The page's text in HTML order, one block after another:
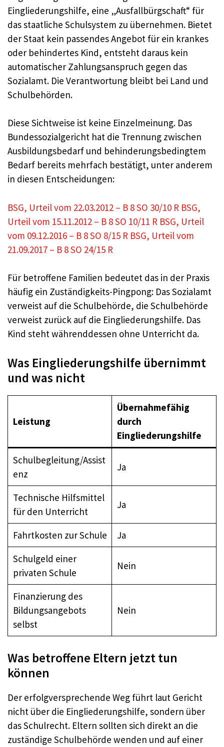
Eingliederungshilfe, eine „Ausfallbürgschaft“ für
das staatliche Schulsystem zu übernehmen. Bietet
der Staat kein passendes Angebot für ein krankes
oder behindertes Kind, entsteht daraus kein
automatischer Zahlungsanspruch gegen das
Sozialamt. Die Verantwortung bleibt bei Land und
Schulbehörden.
Diese Sichtweise ist keine Einzelmeinung. Das
Bundessozialgericht hat die Trennung zwischen
Ausbildungsbedarf und behinderungsbedingtem
Bedarf bereits mehrfach bestätigt, unter anderem
in diesen Entscheidungen:
BSG, Urteil vom 22.03.2012 – B 8 SO 30/10 R BSG,
Urteil vom 15.11.2012 – B 8 SO 10/11 R BSG, Urteil
vom 09.12.2016 – B 8 SO 8/15 R BSG, Urteil vom
21.09.2017 – B 8 SO 24/15 R
Für betroffene Familien bedeutet das in der Praxis
häufig ein Zuständigkeits-Pingpong: Das Sozialamt
verweist auf die Schulbehörde, die Schulbehörde
verweist zurück auf die Eingliederungshilfe. Das
Kind steht währenddessen ohne Unterricht da.
Was Eingliederungshilfe übernimmt
und was nicht
Leistung
Übernahmefähig
durch
Eingliederungshilfe
Schulbegleitung/Assist
enz
Ja
Technische Hilfsmittel
für den Unterricht
Ja
Fahrtkosten zur Schule
Ja
Schulgeld einer
privaten Schule
Nein
Finanzierung des
Bildungsangebots
selbst
Nein
Was betroffene Eltern jetzt tun
können
Der erfolgversprechende Weg führt laut Gericht
nicht über die Eingliederungshilfe, sondern über
das Schulrecht. Eltern sollten sich direkt an die
zuständige Schulbehörde wenden und auf einer